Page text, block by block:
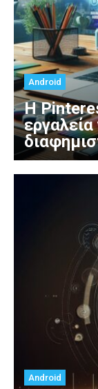
Android
Η
Android